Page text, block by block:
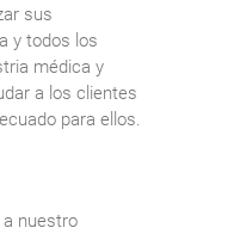
sus
y todos los
médica y
a los clientes
para ellos.
nuestro